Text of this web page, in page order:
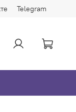
Telegram